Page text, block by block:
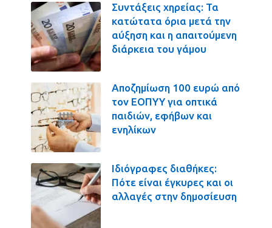
Συντάξεις χηρείας: Τα
κατώτατα όρια μετά την
αύξηση και η απαιτούμενη
διάρκεια του γάμου
Αποζημίωση 100 ευρώ από
τον ΕΟΠΥΥ για οπτικά
παιδιών, εφήβων και
ενηλίκων
Ιδιόγραφες διαθήκες:
Πότε είναι έγκυρες και οι
αλλαγές στην δημοσίευση